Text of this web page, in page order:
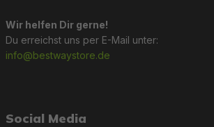
Wir helfen Dir gerne!
Du erreichst uns per E-Mail unter:
info@bestwaystore.de
Social Media